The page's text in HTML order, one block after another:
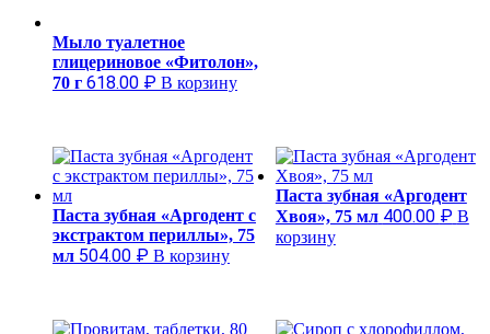
Мыло туалетное
глицериновое «Фитолон»,
70 г 618.00 ₽ В корзину
Паста зубная «Аргодент с
экстрактом периллы», 75
мл 504.00 ₽ В корзину
Паста зубная «Аргодент
Хвоя», 75 мл 400.00 ₽ В
корзину